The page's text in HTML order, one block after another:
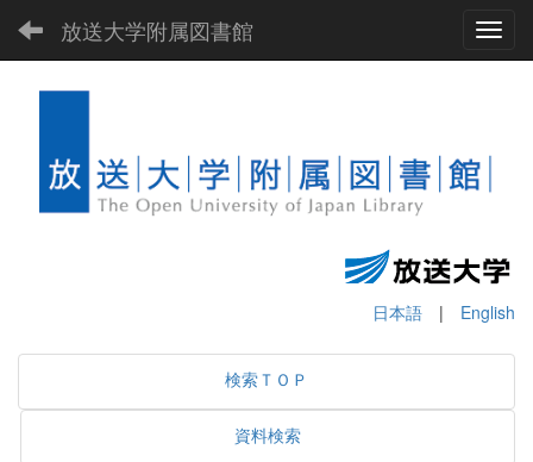
放送大学附属図書館
日本語 | English
検索ＴＯＰ
資料検索